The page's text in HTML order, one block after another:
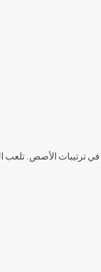
الأصص. تلعب